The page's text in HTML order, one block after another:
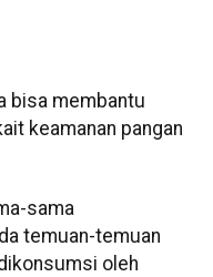
bisa membantu
keamanan pangan
sama
temuan-temuan
oleh